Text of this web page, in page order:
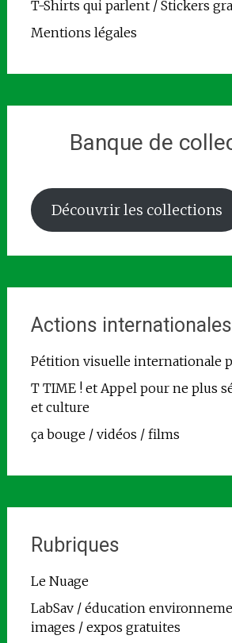
T-Shirts qui parlent / Stickers
Mentions légales
Banque de
Découvrir les collections
Actions internationales
Pétition visuelle internationale
T TIME ! et Appel pour ne plus
et culture
ça bouge / vidéos / films
Rubriques
Le Nuage
LabSav / éducation
images / expos gratuites